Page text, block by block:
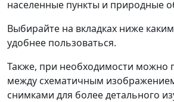
населенные пункты и природные
Выбирайте на вкладках ниже
удобнее пользоваться.
Также, при необходимости можно
между схематичным
снимками для более детального